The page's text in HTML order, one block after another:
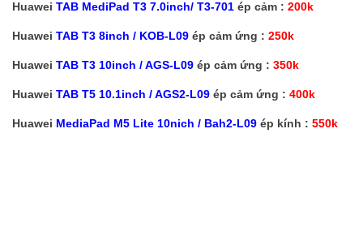
Huawei TAB MediPad T3 7.0inch/ T3-701 ép cảm : 200k
Huawei TAB T3 8inch / KOB-L09 ép cảm ứng : 250k
Huawei TAB T3 10inch / AGS-L09 ép cảm ứng : 350k
Huawei TAB T5 10.1inch / AGS2-L09 ép cảm ứng : 400k
Huawei MediaPad M5 Lite 10nich / Bah2-L09 ép kính : 550k